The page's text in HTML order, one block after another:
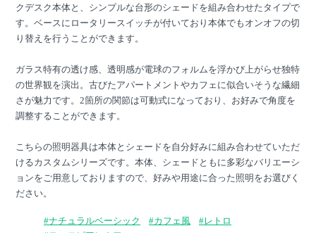
クデスク本体と、シンプルな台形のシェードを組み合わせたタイプで
す。ベースにロータリースイッチが付いており本体でもオンオフの切
り替えを行うことができます。
ガラス特有の透け感、透明感が電球のフォルムを浮かび上がらせ独特
の世界観を演出。古びたアパートメントやカフェに似合いそうな繊細
さが魅力です。2箇所の関節は可動式になっており、お好みで角度を
調整することができます。
こちらの照明器具は本体とシェードを自分好みに組み合わせていただ
けるカスタムシリーズです。本体、シェードともに多彩なバリエーシ
ョンをご用意しておりますので、好みや用途に合った照明をお選びく
ださい。
#ナチュラルベーシック #カフェ風
#レトロ